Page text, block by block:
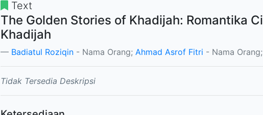
Text
The Golden Stories of Khadijah: Romantika
Khadijah
Badiatul Roziqin - Nama Orang; Ahmad Asrof Fitri - Nama Orang;
Tidak Tersedia Deskripsi